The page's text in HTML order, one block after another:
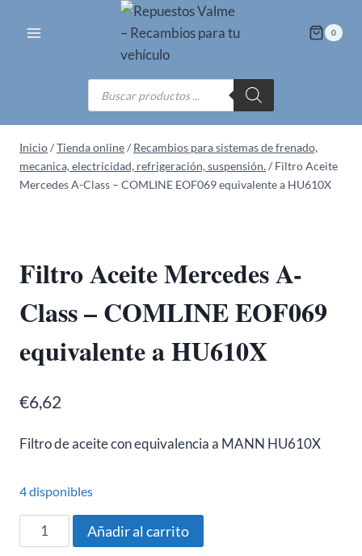
0
Búsqueda
de
productos
Inicio/Tienda online/ Recambios para sistemas de frenado,
mecanica, electricidad, refrigeración, suspensión./ Filtro Aceite
Mercedes A-Class – COMLINE EOF069 equivalente a HU610X
Filtro Aceite Mercedes A-
Class – COMLINE EOF069
equivalente a HU610X
€6,62
Filtro de aceite con equivalencia a MANN HU610X
4 disponibles
Filtro
Aceite
Añadir al carrito